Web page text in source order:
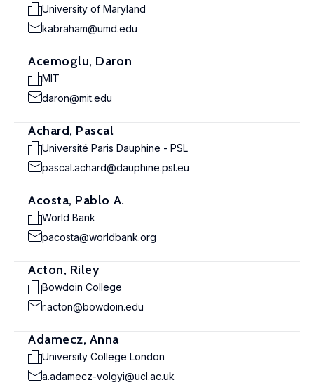
University of Maryland
kabraham@umd.edu
Acemoglu, Daron
MIT
daron@mit.edu
Achard, Pascal
Université Paris Dauphine - PSL
pascal.achard@dauphine.psl.eu
Acosta, Pablo A.
World Bank
pacosta@worldbank.org
Acton, Riley
Bowdoin College
r.acton@bowdoin.edu
Adamecz, Anna
University College London
a.adamecz-volgyi@ucl.ac.uk